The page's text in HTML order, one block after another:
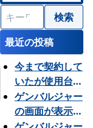
検
索
最近の投稿
今まで契約して
いたが使用台数
を増やしたい。
ゲンバルジャー
の画面が表示さ
れたり消えたり